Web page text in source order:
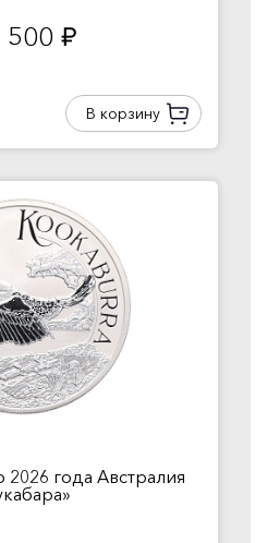
500 руб.
В корзину
года Австралия